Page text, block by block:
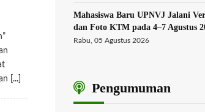
[...]
Mahasiswa Baru UPNVJ Jalani
dan Foto KTM pada 4–7 Agustus
Rabu, 05 Agustus 2026
Pengumuman